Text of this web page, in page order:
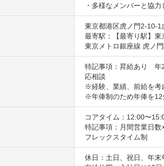
・多様なメンバーと協
東京都港区虎ノ門2-10-
最寄駅：【最寄り駅】
東京メトロ銀座線 虎ノ
特記事項：昇給あり　年
応相談
※経験、業績、前給を考
※年俸制のため年俸を12
コアタイム：12:00〜
特記事項：月間営業日数
フレックスタイム制
休日：土日、祝日、年